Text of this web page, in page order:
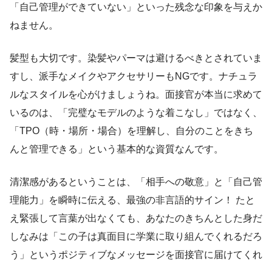
「自己管理ができていない」といった残念な印象を与えか
ねません。
髪型も大切です。染髪やパーマは避けるべきとされていま
すし、派手なメイクやアクセサリーもNGです。ナチュラ
ルなスタイルを心がけましょうね。面接官が本当に求めて
いるのは、「完璧なモデルのような着こなし」ではなく、
「TPO（時・場所・場合）を理解し、自分のことをきち
んと管理できる」という基本的な資質なんです。
清潔感があるということは、「相手への敬意」と「自己管
理能力」を瞬時に伝える、最強の非言語的サイン！ たと
え緊張して言葉が出なくても、あなたのきちんとした身だ
しなみは「この子は真面目に学業に取り組んでくれるだろ
う」というポジティブなメッセージを面接官に届けてくれ